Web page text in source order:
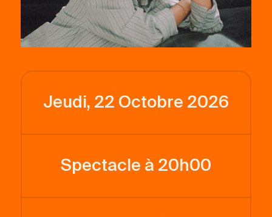
Jeudi, 22 Octobre 2026
Spectacle à 20h00